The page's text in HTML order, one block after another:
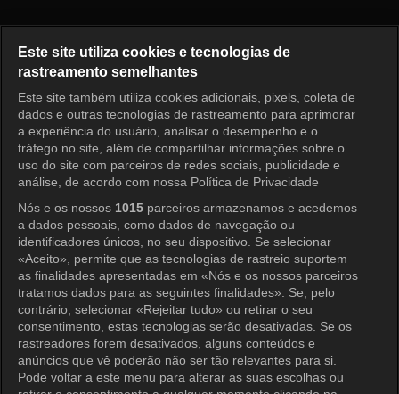
Entrar
Este site utiliza cookies e tecnologias de
rastreamento semelhantes
Este site também utiliza cookies adicionais, pixels, coleta de
dados e outras tecnologias de rastreamento para aprimorar
a experiência do usuário, analisar o desempenho e o
tráfego no site, além de compartilhar informações sobre o
uso do site com parceiros de redes sociais, publicidade e
análise, de acordo com nossa Política de Privacidade
Nós e os nossos 1015 parceiros armazenamos e acedemos
a dados pessoais, como dados de navegação ou
identificadores únicos, no seu dispositivo. Se selecionar
«Aceito», permite que as tecnologias de rastreio suportem
as finalidades apresentadas em «Nós e os nossos parceiros
tratamos dados para as seguintes finalidades». Se, pelo
contrário, selecionar «Rejeitar tudo» ou retirar o seu
consentimento, estas tecnologias serão desativadas. Se os
rastreadores forem desativados, alguns conteúdos e
anúncios que vê poderão não ser tão relevantes para si.
Pode voltar a este menu para alterar as suas escolhas ou